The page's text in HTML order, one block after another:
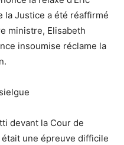
la Justice a été réaffirmé
ministre, Elisabeth
insoumise réclame la
devant la Cour de
une épreuve difficile